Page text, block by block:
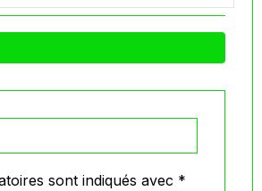
sont indiqués avec *